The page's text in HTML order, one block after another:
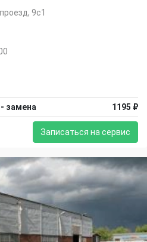
9с1
замена 1195 ₽
Записаться на сервис